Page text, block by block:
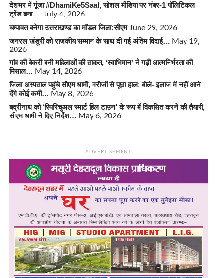
देशभर में गूंजा #DhamiKe5Saal, सोशल मीडिया पर नंबर-1 पॉलिटिकल
ट्रेंड बना…
July 4, 2026
चम्पावत बनेगा उत्तराखण्ड का मॉडल जिला:सीएम June 29, 2026
जनरल खंडूरी को राजकीय सम्मान के साथ दी गई अंतिम विदाई… May 19,
2026
गांव की बेकरी बनी महिलाओं की ताकत, ‘स्वाभिमान’ ने गढ़ी आत्मनिर्भरता की
मिसाल… May 14, 2026
जिला अस्पताल पहुंचे सीएम धामी, मरीजों से पूछा हाल; बोले- इलाज में नहीं आने
देंगे कोई कमी… May 8, 2026
बद्रीनाथ को ‘स्पिरिचुअल स्मार्ट हिल टाउन’ के रूप में विकसित करने की तैयारी,
सीएम धामी ने दिए निर्देश… May 6, 2026
ADVERTISEMENT